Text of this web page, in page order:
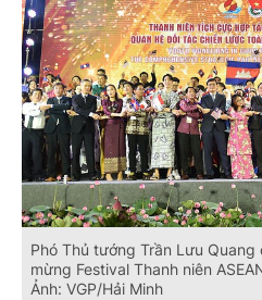
Phó Thủ tướng Trần Lưu
mừng Festival Thanh niên
Ảnh: VGP/Hải Minh